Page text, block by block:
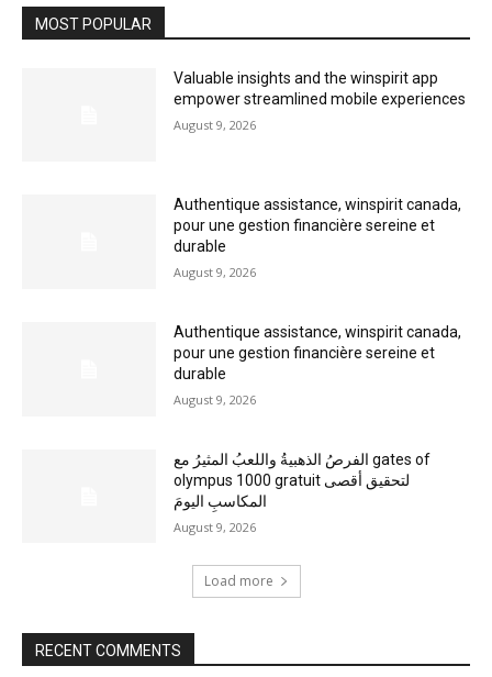
MOST POPULAR
Valuable insights and the winspirit app
empower streamlined mobile experiences
August 9, 2026
Authentique assistance, winspirit canada,
pour une gestion financière sereine et
durable
August 9, 2026
Authentique assistance, winspirit canada,
pour une gestion financière sereine et
durable
August 9, 2026
الفرصُ الذهبيةُ واللعبُ المثيرُ مع gates of
olympus 1000 gratuit لتحقيق أقصى
المكاسبِ اليومَ
August 9, 2026
Load more
RECENT COMMENTS